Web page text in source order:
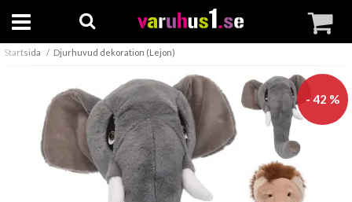
Startsida Djurhuvud dekoration (Lejon)
- 42 %